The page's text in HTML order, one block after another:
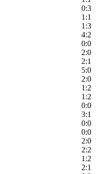
0:3
1:1
1:3
4:2
0:0
2:0
2:1
5:0
2:0
1:2
1:2
0:0
3:1
0:0
0:0
2:0
2:2
1:2
2:1